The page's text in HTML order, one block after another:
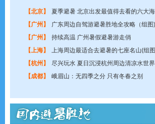
【北京】
夏季避暑 北京出发最值得去看的六大
【广州】
广东周边自驾游避暑胜地全攻略（组图)
【广州】
持续高温 广州暑假避暑游走俏
【上海】
上海周边最适合去避暑的七座名山(组
【杭州】
尽兴玩水 夏日沉浸杭州周边清凉水世界
【成都】
峨眉山：无四季之分 只有冬春之别